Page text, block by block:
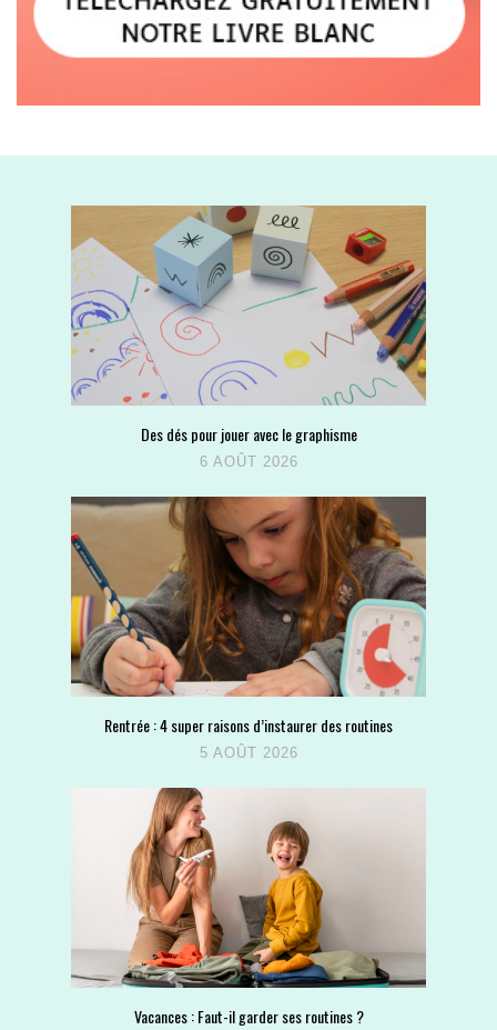
Des dés pour jouer avec le graphisme
6 AOÛT 2026
Rentrée : 4 super raisons d’instaurer des routines
5 AOÛT 2026
Vacances : Faut-il garder ses routines ?